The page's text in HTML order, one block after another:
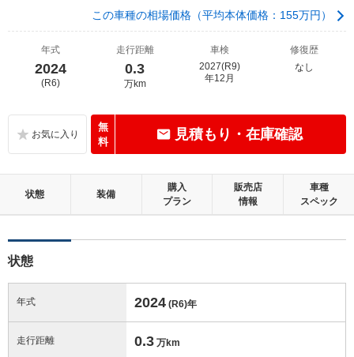
この車種の相場価格（平均本体価格：155万円）
年式
2024
(R6)
走行距離
0.3
万km
車検
2027(R9)
年12月
修復歴
なし
無
料
見積もり・在庫確認
状態 装備
購入
プラン
販売店
情報
車種
スペック
状態
年式 2024 (R6)年
走行距離 0.3 万km